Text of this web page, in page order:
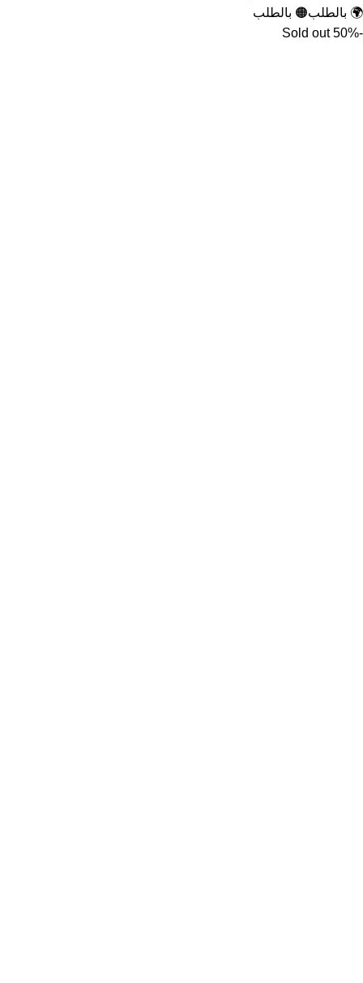
🌍 بالطلب🟠 بالطلب
-50%
Sold out